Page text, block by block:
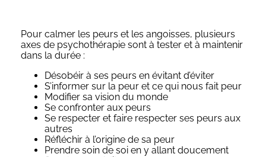
Pour calmer les peurs et les angoisses, plusieurs
axes de psychothérapie sont à tester et à maintenir
dans la durée :
Désobéir à ses peurs en évitant d’éviter
S’informer sur la peur et ce qui nous fait peur
Modifier sa vision du monde
Se confronter aux peurs
Se respecter et faire respecter ses peurs aux
autres
Réfléchir à l’origine de sa peur
Prendre soin de soi en y allant doucement